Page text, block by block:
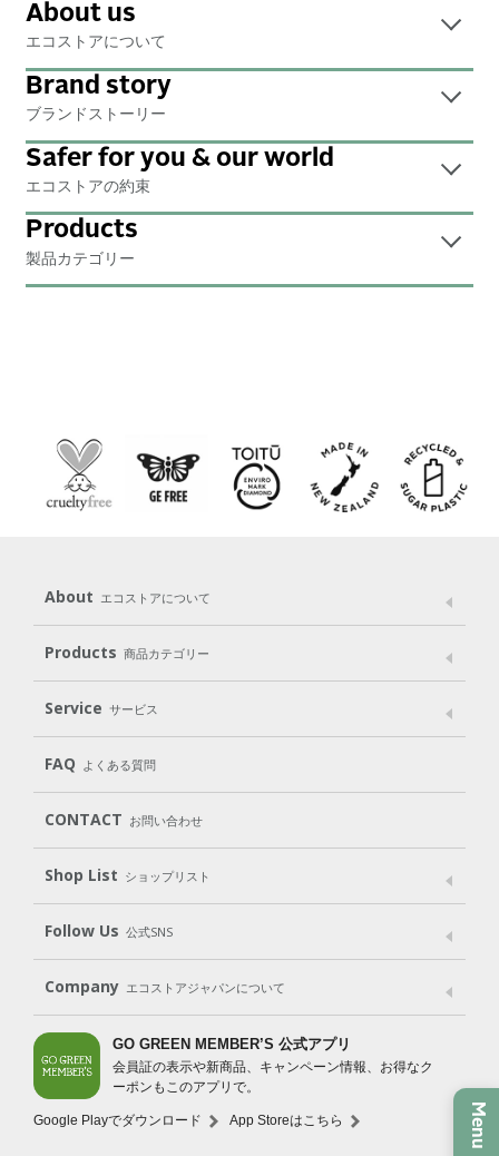
About us
エコストアについて
Brand story
ブランドストーリー
Safer for you & our world
エコストアの約束
Products
製品カテゴリー
Menu
About エコストアについて
メッセージ ブランドストーリー
パッケージへのこだわり
動物実験をしない
Products 商品カテゴリー
Laundry
Cleaning Baby Kids
Body（ボディ） Hair（ヘア） Oral care（オーラルケア）
Goods （グッズ）
Gift set
Service サービス
FAQ よくある質問
CONTACT お問い合わせ
Shop List ショップリスト
Shop List
Follow Us 公式SNS
LINE＠ Instagram Facebook
Company エコストアジャパンについて
会社案内 ご利用規約
プライバシーポリシー
特定商取引法に基づく表示
免責事項
法人会員サービス
New Zealand Site
GO GREEN MEMBER’S 公式アプリ
会員証の表示や新商品、キャンペーン情報、お得なク
ーポンもこのアプリで。
Google Playでダウンロード App Storeはこちら